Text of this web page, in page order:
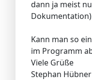
dann ja meist
Kann man so
im Programm
Viele Grüße
Stephan Hübner